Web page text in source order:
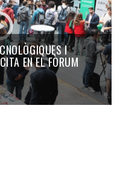
I
EN EL FÒRUM